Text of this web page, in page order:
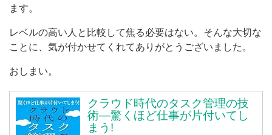
ます。
レベルの高い人と比較して焦る必要はない。そんな大切な
ことに、気が付かせてくれてありがとうございました。
おしまい。
クラウド時代のタスク管理の技
術―驚くほど仕事が片付いてし
まう!